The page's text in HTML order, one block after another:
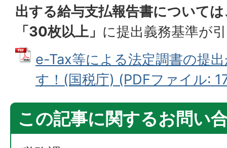
出する給与支払報告書について
「30枚以上」 に提出義務基準が
e-Tax等による法定調書の提
す！(国税庁) (PDFファイル:
この記事に関するお問い